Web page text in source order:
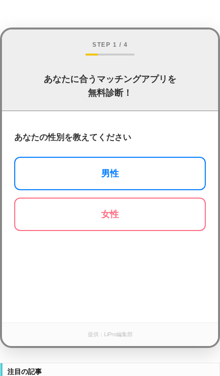
STEP 1 / 4
あなたに合うマッチングアプリを
無料診断！
あなたの性別を教えてください
男性
女性
提供：LiPro編集部
注目の記事